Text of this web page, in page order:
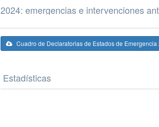
2024: emergencias e intervenciones
Cuadro de Declaratorias de Estados de Emergencia
Estadísticas